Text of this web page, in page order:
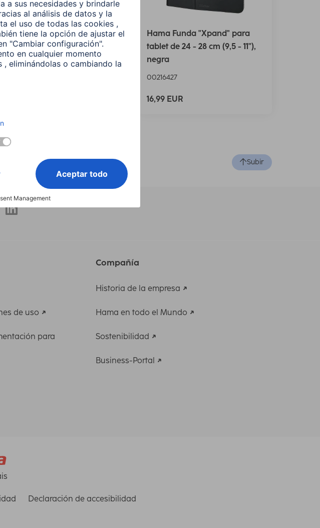
Funda para tablet
cpto. p / lápiz óptico,
Tab S6 Lite 10.4"
Hama Funda "Xpand" para
tablet de 24 - 28 cm (9,5 - 11"),
negra
00216427
16,99 EUR
Subir
de uso
para
Compañía
Historia de la empresa
Hama en todo el Mundo
Sostenibilidad
Business-Portal
Declaración de accesibilidad